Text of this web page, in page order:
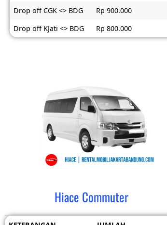
Drop off CGK <> BDG
Rp 900.000
Drop off KJati <> BDG
Rp 800.000
Hiace Commuter